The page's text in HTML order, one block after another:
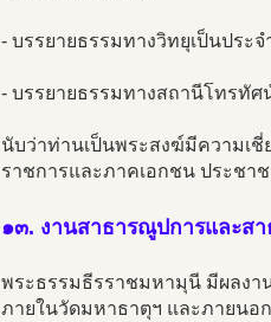
- บรรยายธรรมทางวิทยุเป็นประ
- บรรยายธรรมทางสถานีโทรทัศ
นับว่าท่านเป็นพระสงฆ์มีความเ
ราชการและภาคเอกชน ประชา
๑๓. งานสาธารณูปการและสา
พระธรรมธีรราชมหามุนี มีผลงา
ภายในวัดมหาธาตุฯ และภายน